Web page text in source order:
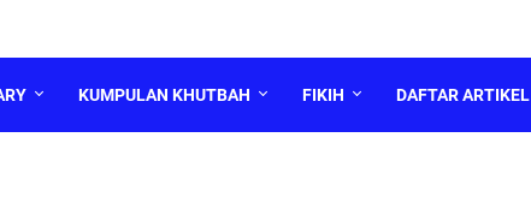
KUMPULAN KHUTBAH FIKIH DAFTAR ARTIKEL